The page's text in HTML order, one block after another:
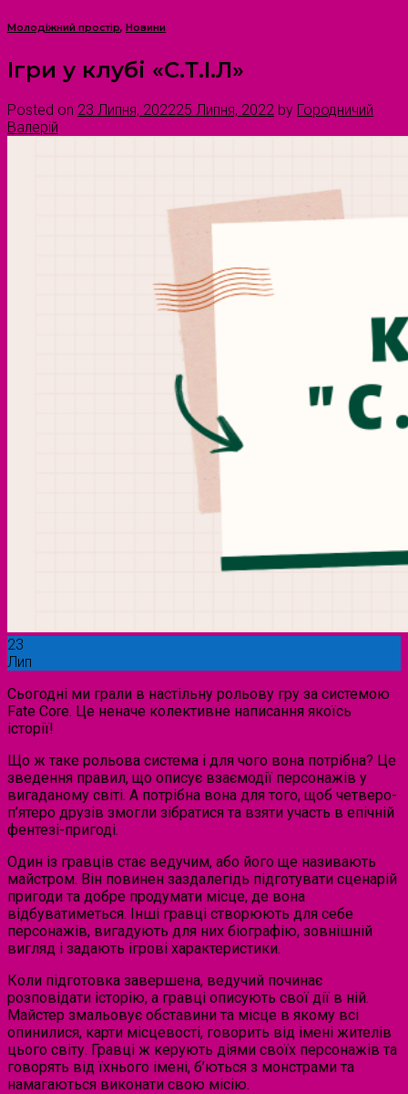
Молодіжний простір, Новини
Ігри у клубі «С.Т.І.Л»
Posted on 23 Липня, 202225 Липня, 2022 by Городничий
Валерій
23
Лип
Сьогодні ми грали в настільну рольову гру за системою
Fate Сore. Це неначе колективне написання якоїсь
історії!
Що ж таке рольова система і для чого вона потрібна? Це
зведення правил, що описує взаємодії персонажів у
вигаданому світі. А потрібна вона для того, щоб четверо-
п’ятеро друзів змогли зібратися та взяти участь в епічній
фентезі-пригоді.
Один із гравців стає ведучим, або його ще називають
майстром. Він повинен заздалегідь підготувати сценарій
пригоди та добре продумати місце, де вона
відбуватиметься. Інші гравці створюють для себе
персонажів, вигадують для них біографію, зовнішній
вигляд і задають ігрові характеристики.
Коли підготовка завершена, ведучий починає
розповідати історію, а гравці описують свої дії в ній.
Майстер змальовує обставини та місце в якому всі
опинилися, карти місцевості, говорить від імені жителів
цього світу. Гравці ж керують діями своїх персонажів та
говорять від їхнього імені, б’ються з монстрами та
намагаються виконати свою місію.